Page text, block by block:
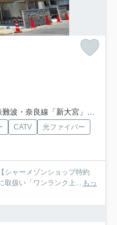
波・奈良線「新大宮」駅 徒歩20分
CATV
光ファイバー
シャーメゾンショップ特約
取扱い「ワンランク上... もっ